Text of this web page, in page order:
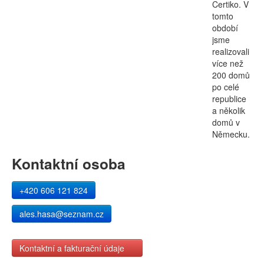
Certiko. V
tomto
období
jsme
realizovali
více než
200 domů
po celé
republice
a několik
domů v
Německu.
Kontaktní osoba
+420 606 121 824
ales.hasa@seznam.cz
Kontaktní a fakturační údaje